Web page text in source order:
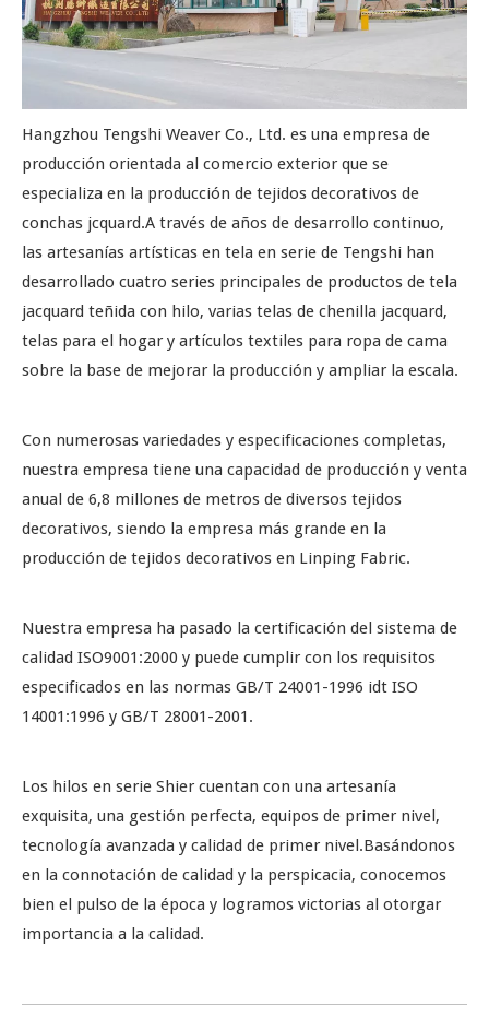
Hangzhou Tengshi Weaver Co., Ltd. es una empresa de
producción orientada al comercio exterior que se
especializa en la producción de tejidos decorativos de
conchas jcquard.A través de años de desarrollo continuo,
las artesanías artísticas en tela en serie de Tengshi han
desarrollado cuatro series principales de productos de tela
jacquard teñida con hilo, varias telas de chenilla jacquard,
telas para el hogar y artículos textiles para ropa de cama
sobre la base de mejorar la producción y ampliar la escala.
Con numerosas variedades y especificaciones completas,
nuestra empresa tiene una capacidad de producción y venta
anual de 6,8 millones de metros de diversos tejidos
decorativos, siendo la empresa más grande en la
producción de tejidos decorativos en Linping Fabric.
Nuestra empresa ha pasado la certificación del sistema de
calidad ISO9001:2000 y puede cumplir con los requisitos
especificados en las normas GB/T 24001-1996 idt ISO
14001:1996 y GB/T 28001-2001.
Los hilos en serie Shier cuentan con una artesanía
exquisita, una gestión perfecta, equipos de primer nivel,
tecnología avanzada y calidad de primer nivel.Basándonos
en la connotación de calidad y la perspicacia, conocemos
bien el pulso de la época y logramos victorias al otorgar
importancia a la calidad.